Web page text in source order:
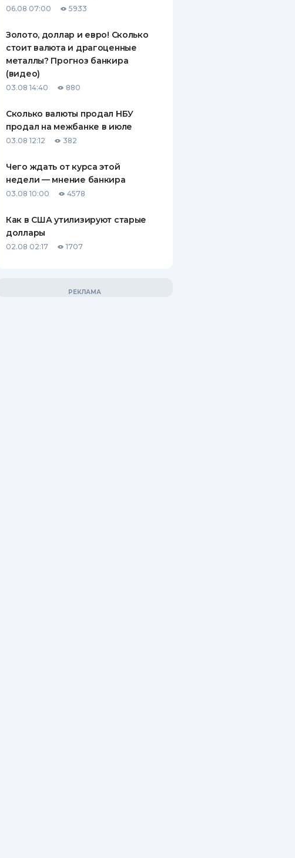
ВСЕ СТРАХОВЫЕ ПОЛИСЫ
СТРАХОВЫЕ КОМПАНИИ
КОМПАНИЯХ
06.08 07:00 5933
Золото, доллар и евро! Сколько
стоит валюта и драгоценные
металлы? Прогноз банкира
(видео)
03.08 14:40 880
Сколько валюты продал НБУ
продал на межбанке в июле
03.08 12:12 382
Чего ждать от курса этой
недели — мнение банкира
03.08 10:00 4578
Как в США утилизируют старые
доллары
02.08 02:17 1707